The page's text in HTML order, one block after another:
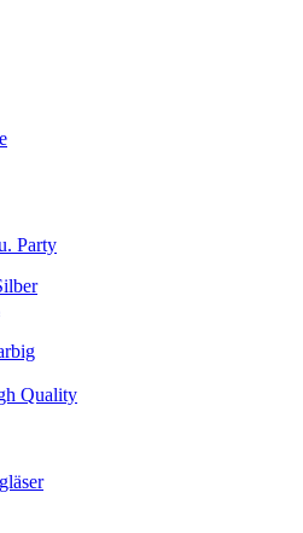
Party
Quality